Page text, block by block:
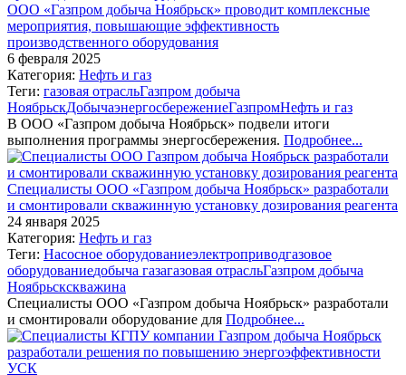
ООО «Газпром добыча Ноябрьск» проводит комплексные
мероприятия, повышающие эффективность
производственного оборудования
6 февраля 2025
Категория: Нефть и газ
Теги: газовая отрасльГазпром добыча
НоябрьскДобычаэнергосбережениеГазпромНефть и газ
В ООО «Газпром добыча Ноябрьск» подвели итоги
выполнения программы энергосбережения. Подробнее...
Специалисты ООО «Газпром добыча Ноябрьск» разработали
и смонтировали скважинную установку дозирования реагента
24 января 2025
Категория: Нефть и газ
Теги: Насосное оборудованиеэлектроприводгазовое
оборудованиедобыча газагазовая отрасльГазпром добыча
Ноябрьскскважина
Специалисты ООО «Газпром добыча Ноябрьск» разработали
и смонтировали оборудование для Подробнее...